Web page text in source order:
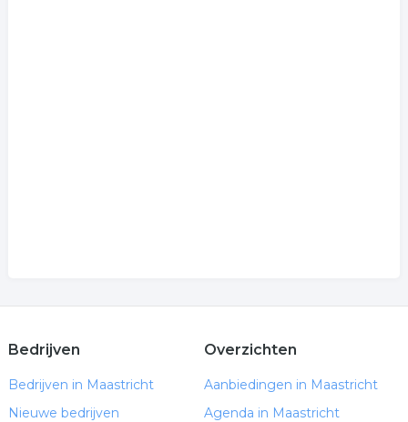
Bedrijven
Bedrijven in Maastricht
Nieuwe bedrijven
Overzichten
Aanbiedingen in Maastricht
Agenda in Maastricht